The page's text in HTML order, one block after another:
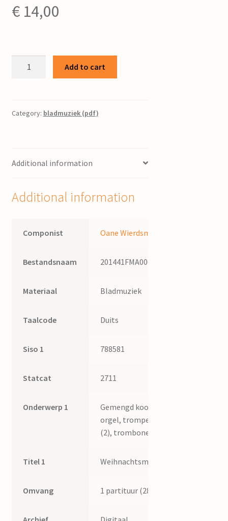
€14,00
koor,
en
/
(pseudoniem
Oane
quantity
Add to cart
Category: bladmuziek (pdf)
Additional information
Additional information
Componist Oane Wierdsma
Bestandsnaam 201441FMA006
Materiaal Bladmuziek
Taalcode Duits
Siso 1 788581
Statcat 2711
Onderwerp 1
Gemengd koor,
orgel, trompet
(2), trombone (3)
Titel 1 Weihnachtsmusik
Omvang 1 partituur (28 p.)